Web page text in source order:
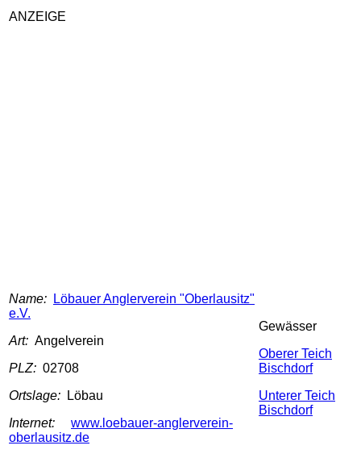
ANZEIGE
Name:
Löbauer Anglerverein "Oberlausitz"
e.V.
Art: Angelverein
PLZ: 02708
Ortslage:
Löbau
Internet:
www.loebauer-anglerverein-
oberlausitz.de
Gewässer
Oberer Teich
Bischdorf
Unterer Teich
Bischdorf